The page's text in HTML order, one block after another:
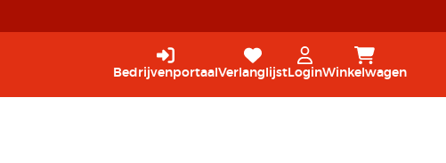
Bedrijvenportaal Verlanglijst LoginWinkelwagen